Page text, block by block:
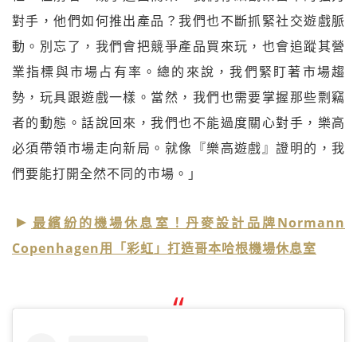
對手，他們如何推出產品？我們也不斷抓緊社交遊戲脈
動。別忘了，我們會把競爭產品買來玩，也會追蹤其營
業指標與市場占有率。總的來說，我們緊盯著市場趨
勢，玩具跟遊戲一樣。當然，我們也需要掌握那些剽竊
者的動態。話說回來，我們也不能過度關心對手，樂高
必須帶領市場走向新局。就像『樂高遊戲』證明的，我
們要能打開全然不同的市場。」
最繽紛的機場休息室！丹麥設計品牌Normann
Copenhagen用「彩虹」打造哥本哈根機場休息室